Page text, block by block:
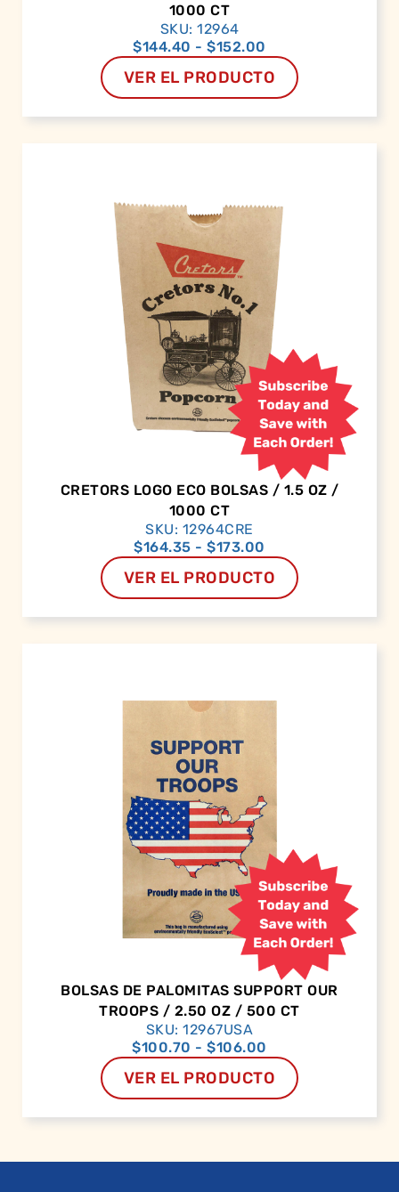
1000 CT
SKU: 12964
$144.40 - $152.00
VER EL PRODUCTO
CRETORS LOGO ECO BOLSAS / 1.5 OZ /
1000 CT
SKU: 12964CRE
$164.35 - $173.00
VER EL PRODUCTO
BOLSAS DE PALOMITAS SUPPORT OUR
TROOPS / 2.50 OZ / 500 CT
SKU: 12967USA
$100.70 - $106.00
VER EL PRODUCTO